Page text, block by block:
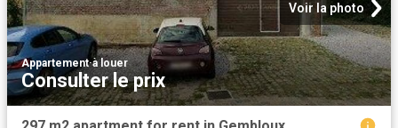
Voir la photo
Appartement·à louer
Consulter le prix